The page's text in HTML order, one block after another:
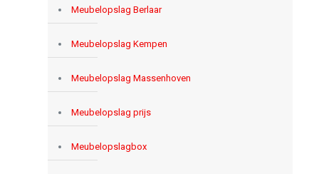
Meubelopslag Berlaar
Meubelopslag Kempen
Meubelopslag Massenhoven
Meubelopslag prijs
Meubelopslagbox